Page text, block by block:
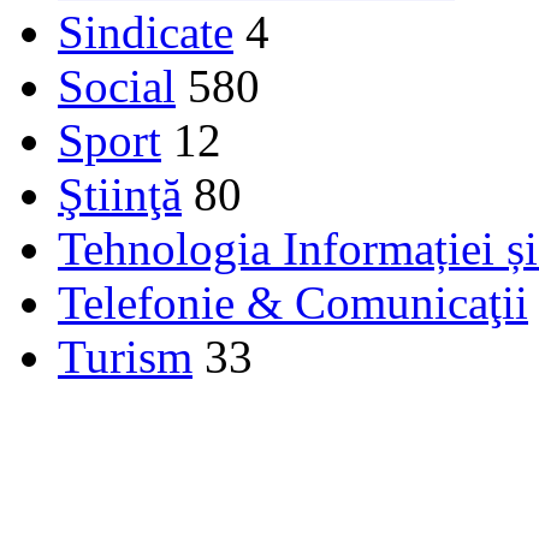
Sindicate 4
Social 580
Sport 12
Ştiinţă 80
Tehnologia Informației
Telefonie & Comunicaţii
Turism 33